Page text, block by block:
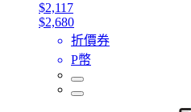
$2,117
$2,680
折價券
P幣